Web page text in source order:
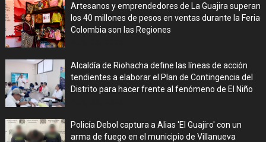
Artesanos y emprendedores de La Guajira superan
los 40 millones de pesos en ventas durante la Feria
Colombia son las Regiones
Alcaldía de Riohacha define las líneas de acción
tendientes a elaborar el Plan de Contingencia del
Distrito para hacer frente al fenómeno de El Niño
Policía Debol captura a Alias 'El Guajiro' con un
arma de fuego en el municipio de Villanueva